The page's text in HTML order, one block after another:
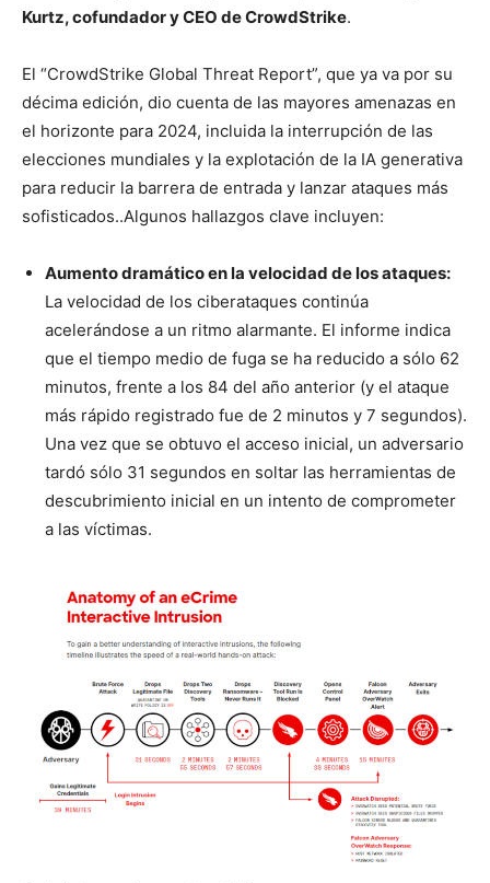
Kurtz, cofundador y CEO de CrowdStrike.
El “CrowdStrike Global Threat Report”, que ya va por su
décima edición, dio cuenta de las mayores amenazas en
el horizonte para 2024, incluida la interrupción de las
elecciones mundiales y la explotación de la IA generativa
para reducir la barrera de entrada y lanzar ataques más
sofisticados..Algunos hallazgos clave incluyen:
Aumento dramático en la velocidad de los ataques:
La velocidad de los ciberataques continúa
acelerándose a un ritmo alarmante. El informe indica
que el tiempo medio de fuga se ha reducido a sólo 62
minutos, frente a los 84 del año anterior (y el ataque
más rápido registrado fue de 2 minutos y 7 segundos).
Una vez que se obtuvo el acceso inicial, un adversario
tardó sólo 31 segundos en soltar las herramientas de
descubrimiento inicial en un intento de comprometer
a las víctimas.